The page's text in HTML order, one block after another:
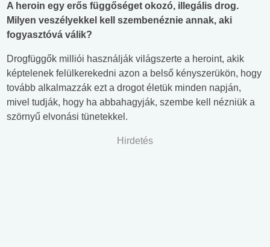
A heroin egy erős függőséget okozó, illegális drog.
Milyen veszélyekkel kell szembenéznie annak, aki
fogyasztóvá válik?
Drogfüggők milliói használják világszerte a heroint, akik
képtelenek felülkerekedni azon a belső kényszerükön, hogy
tovább alkalmazzák ezt a drogot életük minden napján,
mivel tudják, hogy ha abbahagyják, szembe kell nézniük a
szörnyű elvonási tünetekkel.
Hirdetés